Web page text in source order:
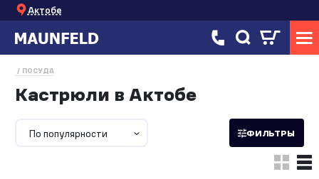
Актобе
ПОСУДА
Кастрюли в Актобе
По популярности ФИЛЬТРЫ